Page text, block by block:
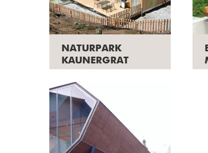
NATURPARK
KAUNERGRAT